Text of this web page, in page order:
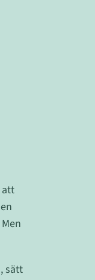
att
sätt